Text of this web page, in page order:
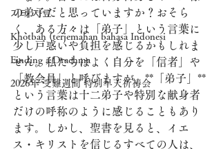
기타 자료
Khotbah (terjemahan bahasa Indonesi
Finding a Drachma
2026年 受難週間 特別早天祈祷会
の弟子だと思っていますか？おそら
く、ある方々は「弟子」という言葉に
少し戸惑いや負担を感じるかもしれま
せん。私たちはよく自分を「信者」や
「教会員」と呼びますが、**「弟子」**
という言葉は十二弟子や特別な献身者
だけの呼称のように感じることもあり
ます。しかし、聖書を見ると、イエ
ス・キリストを信じるすべての人は、